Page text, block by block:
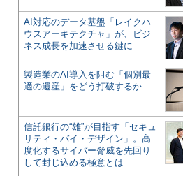
AI対応のデータ基盤「レイクハ
ウスアーキテクチャ」が、ビジ
ネス成長を加速させる鍵に
製造業のAI導入を阻む「個別最
適の遺産」をどう打破するか
信託銀行の“雄”が目指す「セキュ
リティ・バイ・デザイン」。高
度化するサイバー脅威を先回り
して封じ込める極意とは